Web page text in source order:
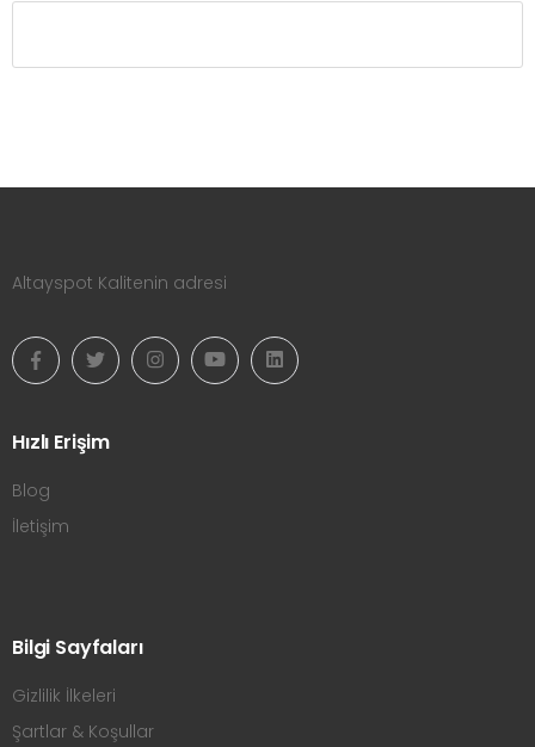
Altayspot Kalitenin adresi
Hızlı Erişim
Blog
İletişim
Bilgi Sayfaları
Gizlilik İlkeleri
Şartlar & Koşullar